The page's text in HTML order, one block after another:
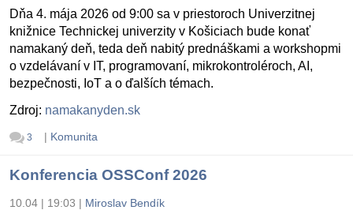
Dňa 4. mája 2026 od 9:00 sa v priestoroch Univerzitnej
knižnice Technickej univerzity v Košiciach bude konať
namakaný deň, teda deň nabitý prednáškami a workshopmi
o vzdelávaní v IT, programovaní, mikrokontroléroch, AI,
bezpečnosti, IoT a o ďalších témach.
Zdroj: namakanyden.sk
3 | Komunita
Konferencia OSSConf 2026
10.04 | 19:03 | Miroslav Bendík